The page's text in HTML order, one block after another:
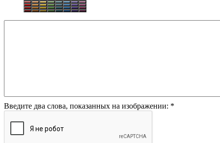
Введите два слова, показанных на изображении: *